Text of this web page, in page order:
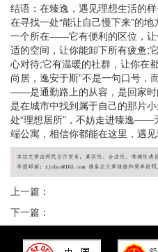
结语：在臻逸，遇见理想生活的
在寻找一处“能让自己慢下来”的
一个所在——它有便利的区位，让
适的空间，让你能卸下所有疲惫;
心对待;它有温暖的社群，让你在
尚居，逸安于斯”不是一句口号，
——是通勤路上的从容，是回家时
是在城市中找到属于自己的那片
处“理想居所”，不妨走进臻逸——
端公寓 ，相信你都能在这里，遇
上一篇：
下一篇：